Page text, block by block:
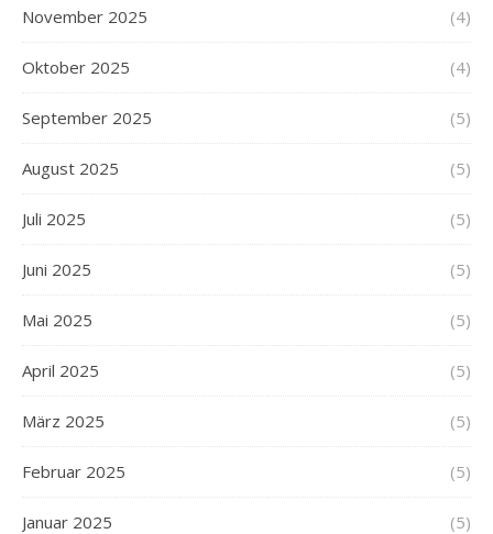
November 2025 (4)
Oktober 2025 (4)
September 2025 (5)
August 2025 (5)
Juli 2025 (5)
Juni 2025 (5)
Mai 2025 (5)
April 2025 (5)
März 2025 (5)
Februar 2025 (5)
Januar 2025 (5)